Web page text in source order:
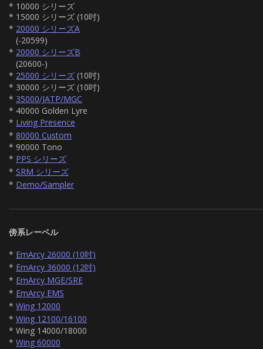
* 10000 シリーズ
* 15000 シリーズ (10吋)
* 20000 シリーズA
(-20599)
* 20000 シリーズB
(20600-)
* 25000 シリーズ (10吋)
* 30000 シリーズ (10吋)
* 35000/JATP/MGC
* 40000 Golden Lyre
* Living Presence
* 80000 Custom
* 90000 Tono
* PPS シリーズ
* SRM シリーズ
* Demo/Sampler
傍系レーベル
* EmArcy 26000 (10吋)
* EmArcy 36000 (12吋)
* EmArcy MGE/SRE
* EmArcy EMS
* Wing 12000
* Wing 12100/16100
* Wing 14000/18000
* Wing 60000